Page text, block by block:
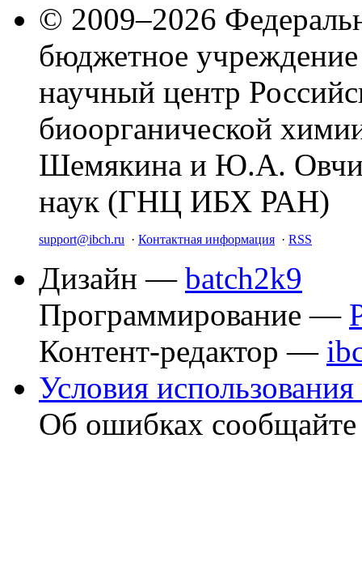
© 2009–2026
бюджетное
научный центр
биоорганической
Шемякина и Ю.А.
наук (ГНЦ ИБХ РАН)
support@ibch.ru · Контактная информация · RSS
Дизайн — batch2k9
Программирование —
Контент-редактор —
Условия использования
Об ошибках